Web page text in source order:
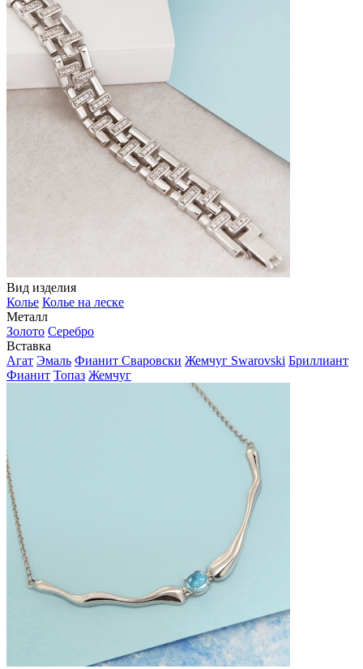
Вид изделия
Колье Колье на леске
Металл
Золото Серебро
Вставка
Агат Эмаль Фианит Сваровски Жемчуг Swarovski Бриллиант
Фианит Топаз Жемчуг